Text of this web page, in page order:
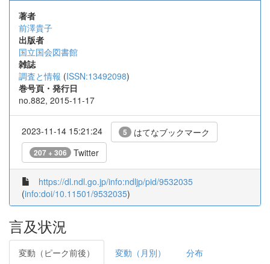
著者
前澤貴子
出版者
国立国会図書館
雑誌
調査と情報 (ISSN:13492098)
巻号頁・発行日
no.882, 2015-11-17
2023-11-14 15:21:24 5 はてなブックマーク
207 + 306 Twitter
https://dl.ndl.go.jp/info:ndljp/pid/9532035
(info:doi/10.11501/9532035)
言及状況
変動（ピーク前後） 変動（月別） 分布